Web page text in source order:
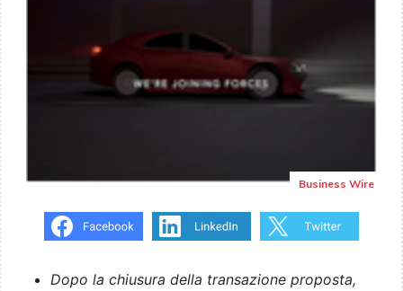
Business Wire
Dopo la chiusura della transazione proposta,